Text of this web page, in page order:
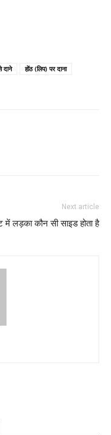
दाने
होंठ (लिप) पर दाना
Next article
में लड़का कौन सी साइड होता है